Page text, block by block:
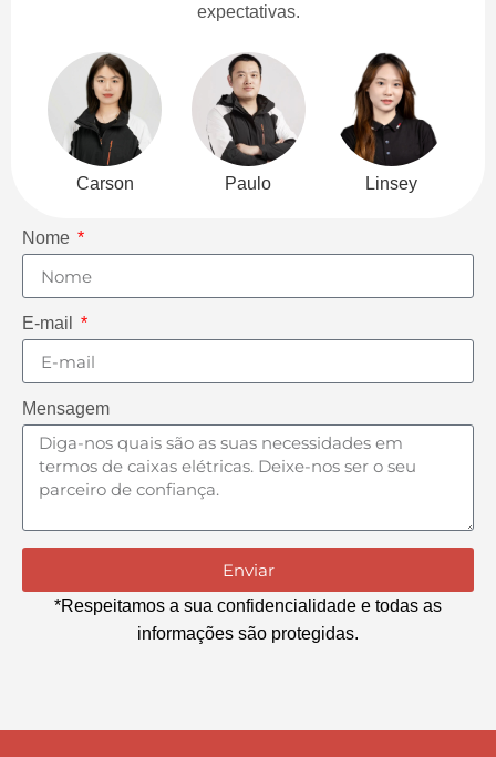
expectativas.
Carson Paulo Linsey
Nome
E-mail
Mensagem
Enviar
*Respeitamos a sua confidencialidade e todas as
informações são protegidas.